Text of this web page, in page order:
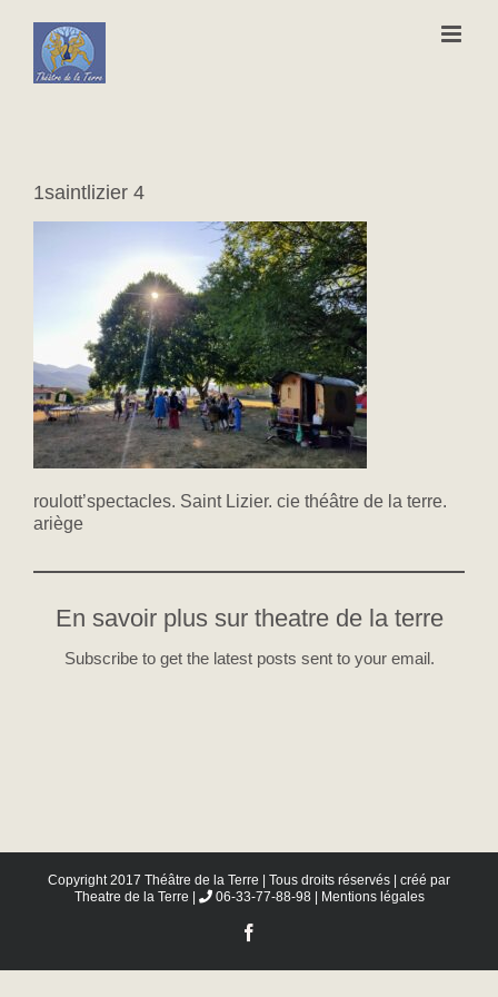
contenu
1saintlizier 4
roulott’spectacles. Saint Lizier. cie théâtre de la terre.
ariège
En savoir plus sur theatre de la terre
Subscribe to get the latest posts sent to your email.
Copyright 2017 Théâtre de la Terre | Tous droits réservés | créé par
Theatre de la Terre
06-33-77-88-98 | Mentions légales